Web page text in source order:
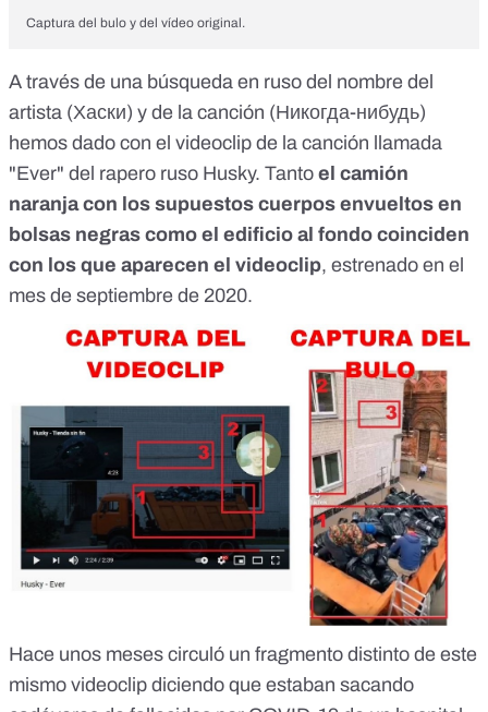
Captura del bulo y del vídeo original.
A través de una búsqueda en ruso del nombre del
artista (Хаски) y de la canción (Никогда-нибудь)
hemos dado con el videoclip de la canción llamada
"Ever" del rapero ruso Husky. Tanto el camión
naranja con los supuestos cuerpos envueltos en
bolsas negras como el edificio al fondo coinciden
con los que aparecen el videoclip, estrenado en el
mes de septiembre de 2020.
Hace unos meses circuló un fragmento distinto de este
mismo videoclip diciendo que estaban sacando